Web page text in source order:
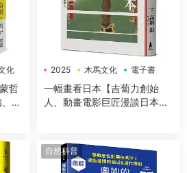
化
哲
亞
2025 木馬文化 電子書
一幅畫看日本【吉蔔力創始
人、動畫電影巨匠漫談日本傳
自然科普